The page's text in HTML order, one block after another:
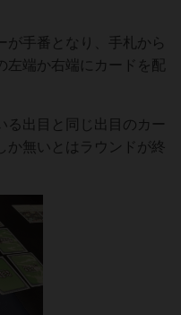
が手番となり、手札から
端か右端にカードを配
る出目と同じ出目のカー
か無いとはラウンドが終